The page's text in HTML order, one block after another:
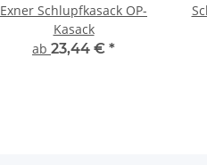
Exner Schlupfkasack OP-
Kasack
ab 23,44 € *